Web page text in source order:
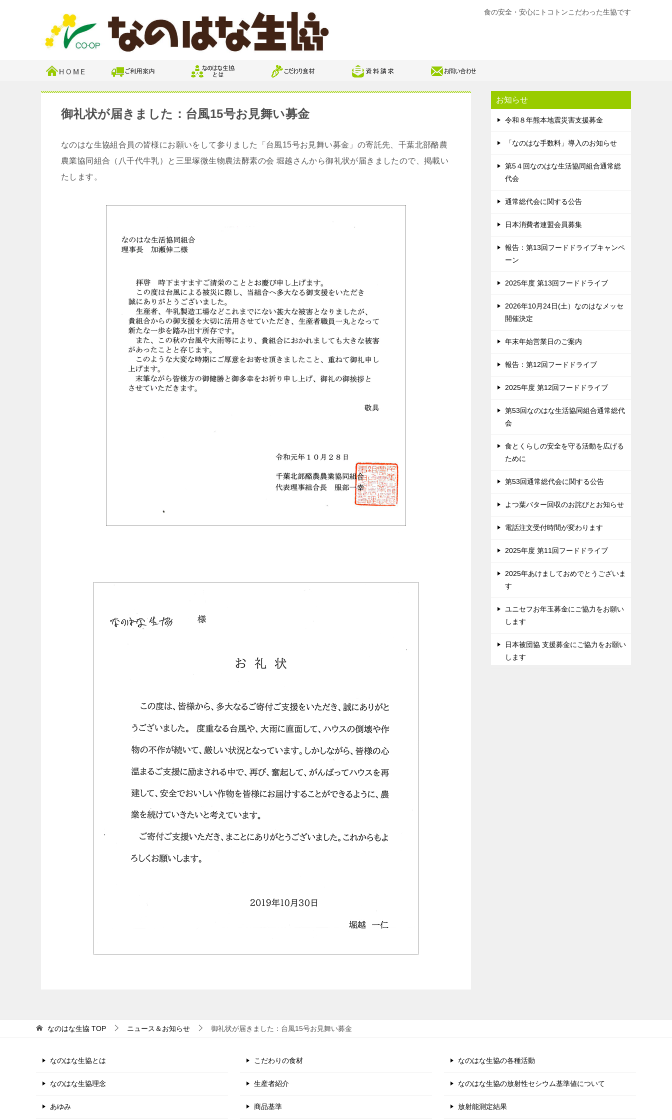
食の安全・安心にトコトンこだわった生協です
御礼状が届きました：台風15号お見舞い募金
なのはな生協組合員の皆様にお願いをして参りました「台風15号お見舞い募金」の寄託先、千葉北部酪農
農業協同組合（八千代牛乳）と三里塚微生物農法酵素の会 堀越さんから御礼状が届きましたので、掲載い
たします。
お知らせ
令和８年熊本地震災害支援募金
「なのはな手数料」導入のお知らせ
第5４回なのはな生活協同組合通常総
代会
通常総代会に関する公告
日本消費者連盟会員募集
報告：第13回フードドライブキャンペ
ーン
2025年度 第13回フードドライブ
2026年10月24日(土）なのはなメッセ
開催決定
年末年始営業日のご案内
報告：第12回フードドライブ
2025年度 第12回フードドライブ
第53回なのはな生活協同組合通常総代
会
食とくらしの安全を守る活動を広げる
ために
第53回通常総代会に関する公告
よつ葉バター回収のお詫びとお知らせ
電話注文受付時間が変わります
2025年度 第11回フードドライブ
2025年あけましておめでとうございま
す
ユニセフお年玉募金にご協力をお願い
します
日本被団協 支援募金にご協力をお願い
します
なのはな生協 TOP ニュース＆お知らせ 御礼状が届きました：台風15号お見舞い募金
なのはな生協とは
なのはな生協理念
あゆみ
こだわりの食材
生産者紹介
商品基準
なのはな生協の各種活動
なのはな生協の放射性セシウム基準値について
放射能測定結果